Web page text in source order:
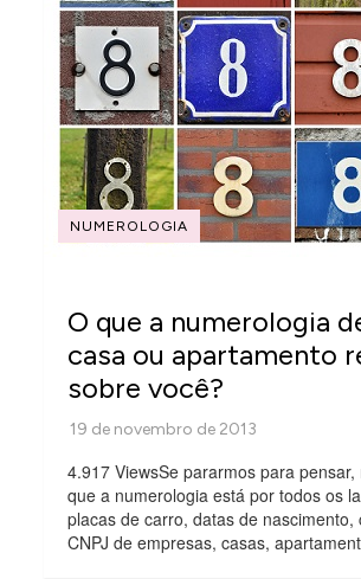
NUMEROLOGIA
O que a numerologia
casa ou apartamento
sobre você?
4.917 ViewsSe pararmos para
que a numerologia está por todos os
placas de carro, datas de nascimento,
CNPJ de empresas, casas,